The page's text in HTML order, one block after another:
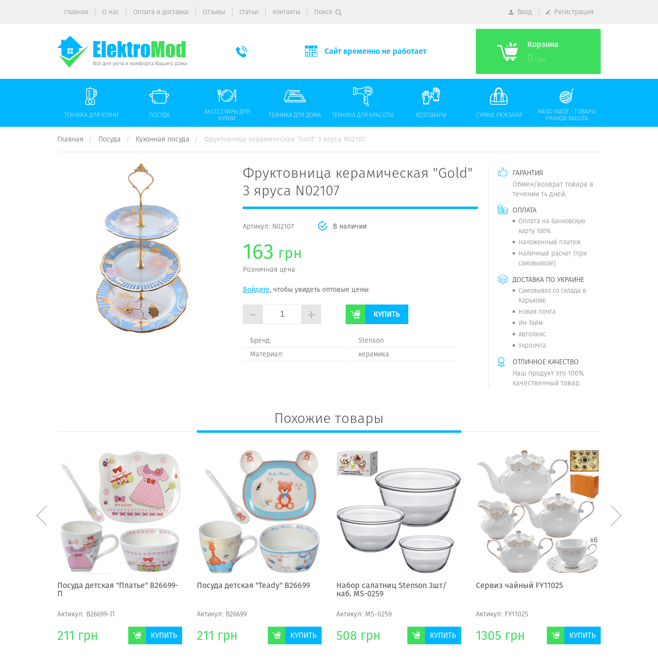
Главная О нас Оплата и доставка Отзывы Статьи Контакты Поиск Вход Регистрация
Сайт временно не работает
Корзина
0 грн
ТЕХНИКА ДЛЯ КУХНИ ПОСУДА
АКСЕССУАРЫ ДЛЯ
КУХНИ
ТЕХНИКА ДЛЯ ДОМА ТЕХНИКА ДЛЯ КРАСОТЫ ХОЗТОВАРЫ СУМКИ, РЮКЗАКИ
HAND MADE - ТОВАРЫ
РУЧНОЙ РАБОТА
Главная Посуда Кухонная посуда Фруктовница керамическая "Gold" 3 яруса N02107
Фруктовница керамическая "Gold"
3 яруса N02107
Артикул: N02107 В наличии
163 грн
Розничная цена
Войдите, чтобы увидеть оптовые цены
- + КУПИТЬ
Бренд:
Stenson
Материал:
керамика
ГАРАНТИЯ
Обмен/возврат товара в
течении 14 дней.
ОПЛАТА
Оплата на банковскую
карту 100%
Наложенный платеж
Наличный расчет (при
самовывозе)
ДОСТАВКА ПО УКРАИНЕ
Самовывоз со склада в
Харькове
Новая почта
Ин-Тайм
Автолюкс
Укрпочта
ОТЛИЧНОЕ КАЧЕСТВО
Наш продукт это 100%
качественный товар.
Похожие товары
Посуда детская "Платье" B26699-
П
Актикул: B26699-П
211 грн КУПИТЬ
Посуда детская "Teady" В26699
Актикул: В26699
211 грн КУПИТЬ
Набор салатниц Stenson 3шт/
наб. MS-0259
Актикул: MS-0259
508 грн КУПИТЬ
Сервиз чайный FY11025
Актикул: FY11025
1305 грн КУПИТЬ